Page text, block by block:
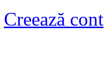
Creează cont